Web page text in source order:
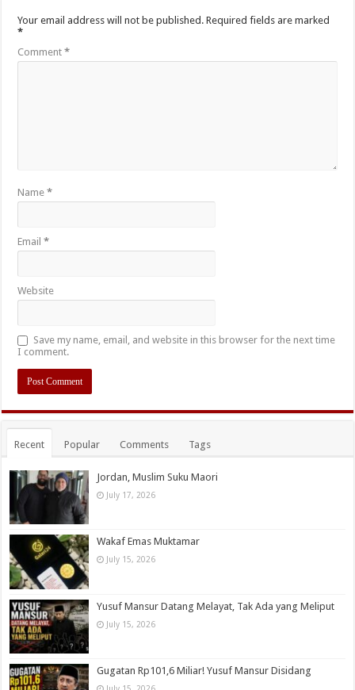
Your email address will not be published. Required fields are marked
*
Comment*
Name*
Email*
Website
Save my name, email, and website in this browser for the next time
I comment.
Recent Popular Comments Tags
Jordan, Muslim Suku Maori
July 17, 2026
Wakaf Emas Muktamar
July 15, 2026
Yusuf Mansur Datang Melayat, Tak Ada yang Meliput
July 15, 2026
Gugatan Rp101,6 Miliar! Yusuf Mansur Disidang